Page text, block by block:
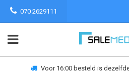
070 2629111
Voor 16:00 besteld is